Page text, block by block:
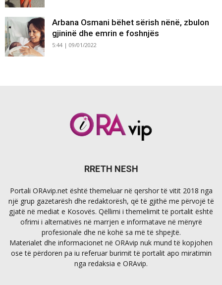
Arbana Osmani bëhet sërish nënë, zbulon
gjininë dhe emrin e foshnjës
5:44 | 09/01/2022
RRETH NESH
Portali ORAvip.net është themeluar në qershor të vitit 2018 nga
një grup gazetarësh dhe redaktorësh, që të gjithë me përvojë të
gjatë në mediat e Kosovës. Qëllimi i themelimit të portalit është
ofrimi i alternativës në marrjen e informatave në mënyrë
profesionale dhe në kohë sa më të shpejtë.
Materialet dhe informacionet në ORAvip nuk mund të kopjohen
ose të përdoren pa iu referuar burimit të portalit apo miratimin
nga redaksia e ORAvip.